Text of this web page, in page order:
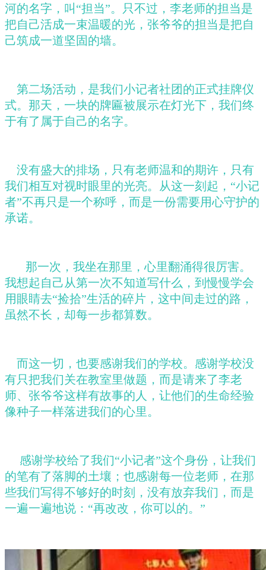
河的名字，叫“担当”。只不过，李老师的担当是
把自己活成一束温暖的光，张爷爷的担当是把自
己筑成一道坚固的墙。
第二场活动，是我们小记者社团的正式挂牌仪
式。那天，一块的牌匾被展示在灯光下，我们终
于有了属于自己的名字。
没有盛大的排场，只有老师温和的期许，只有
我们相互对视时眼里的光亮。从这一刻起， “小记
者”不再只是一个称呼，而是一份需要用心守护的
承诺。
那一次，我坐在那里，心里翻涌得很厉害。
我想起自己从第一次不知道写什么，到慢慢学会
用眼睛去“捡拾”生活的碎片，这中间走过的路，
虽然不长，却每一步都算数。
而这一切，也要感谢我们的学校。感谢学校没
有只把我们关在教室里做题，而是请来了李老
师、张爷爷这样有故事的人，让他们的生命经验
像种子一样落进我们的心里。
感谢学校给了我们“小记者”这个身份，让我们
的笔有了落脚的土壤；也感谢每一位老师，在那
些我们写得不够好的时刻，没有放弃我们，而是
一遍一遍地说：“再改改，你可以的。”